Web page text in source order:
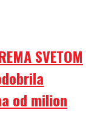
SVETOM
od milion